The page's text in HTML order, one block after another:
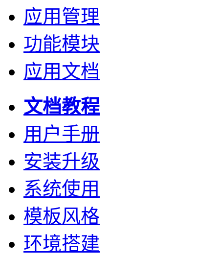
应用管理
功能模块
应用文档
文档教程
用户手册
安装升级
系统使用
模板风格
环境搭建